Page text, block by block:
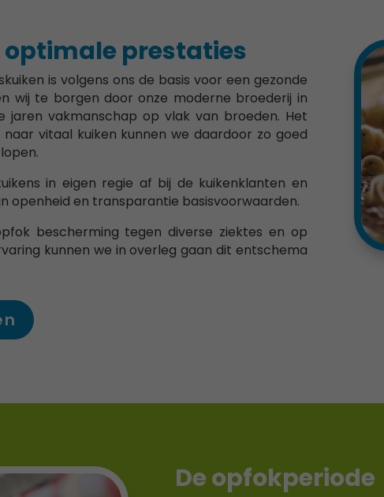
prestaties
is volgens ons de basis voor een gezonde
wij te borgen door onze moderne broederij in
jaren vakmanschap op vlak van broeden. Het
vitaal kuiken kunnen we daardoor zo goed
in eigen regie af bij de kuikenklanten en
openheid en transparantie basisvoorwaarden.
bescherming tegen diverse ziektes en op
kunnen we in overleg gaan dit entschema
De opfokperiode